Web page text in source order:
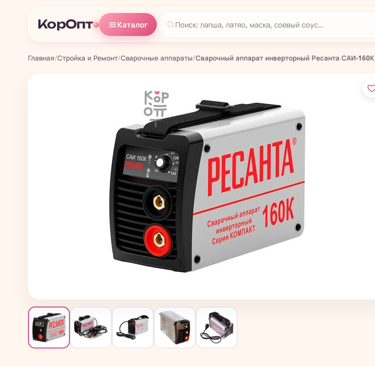
КорОпт Каталог
Главная/Стройка и Ремонт/Сварочные аппараты/Сварочный аппарат инверторный Ресанта САИ-160К